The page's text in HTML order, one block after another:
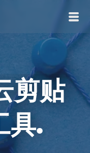
剪贴
具.